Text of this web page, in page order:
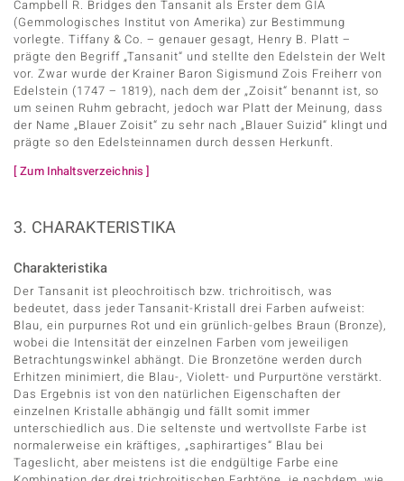
Campbell R. Bridges den Tansanit als Erster dem GIA
(Gemmologisches Institut von Amerika) zur Bestimmung
vorlegte. Tiffany & Co. – genauer gesagt, Henry B. Platt –
prägte den Begriff „Tansanit“ und stellte den Edelstein der Welt
vor. Zwar wurde der Krainer Baron Sigismund Zois Freiherr von
Edelstein (1747 – 1819), nach dem der „Zoisit“ benannt ist, so
um seinen Ruhm gebracht, jedoch war Platt der Meinung, dass
der Name „Blauer Zoisit“ zu sehr nach „Blauer Suizid“ klingt und
prägte so den Edelsteinnamen durch dessen Herkunft.
[ Zum Inhaltsverzeichnis ]
3. CHARAKTERISTIKA
Charakteristika
Der Tansanit ist pleochroitisch bzw. trichroitisch, was
bedeutet, dass jeder Tansanit-Kristall drei Farben aufweist:
Blau, ein purpurnes Rot und ein grünlich-gelbes Braun (Bronze),
wobei die Intensität der einzelnen Farben vom jeweiligen
Betrachtungswinkel abhängt. Die Bronzetöne werden durch
Erhitzen minimiert, die Blau-, Violett- und Purpurtöne verstärkt.
Das Ergebnis ist von den natürlichen Eigenschaften der
einzelnen Kristalle abhängig und fällt somit immer
unterschiedlich aus. Die seltenste und wertvollste Farbe ist
normalerweise ein kräftiges, „saphirartiges“ Blau bei
Tageslicht, aber meistens ist die endgültige Farbe eine